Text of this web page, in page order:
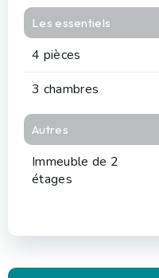
Les essentiels
4 pièces
3 chambres
Autres
Immeuble de 2
étages